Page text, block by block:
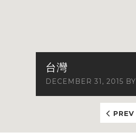
PREV
台灣
DECEMBER 31, 2015 BY